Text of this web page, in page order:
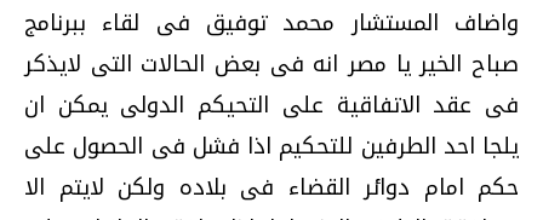
واضاف المستشار محمد توفيق فى لقاء ببرنامج
صباح الخير يا مصر انه فى بعض الحالات التى لايذكر
فى عقد الاتفاقية على التحيكم الدولى يمكن ان
يلجا احد الطرفين للتحكيم اذا فشل فى الحصول على
حكم امام دوائر القضاء فى بلاده ولكن لايتم الا